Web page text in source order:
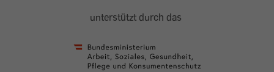
unterstützt durch das